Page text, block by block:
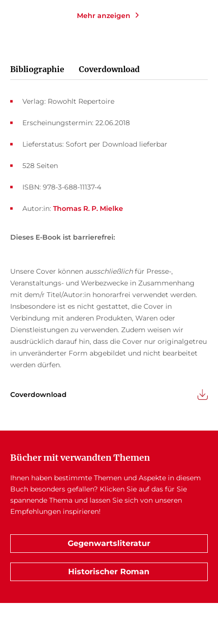
Mehr anzeigen
Bibliographie Coverdownload
Verlag: Rowohlt Repertoire
Erscheinungstermin: 22.06.2018
Lieferstatus: Sofort per Download lieferbar
ISBN: 978-3-688-11137-4
528 Seiten
Autor:in: Thomas R. P. Mielke
Dieses E-Book ist barrierefrei:
Unsere Cover können ausschließlichfür Presse-,
Veranstaltungs- und Werbezwecke in Zusammenhang
mit dem/r Titel/Autor:in honorarfrei verwendet werden.
Insbesondere ist es nicht gestattet, die Cover in
Verbindung mit anderen Produkten, Waren oder
Dienstleistungen zu verwenden. Zudem weisen wir
ausdrücklich darauf hin, dass die Cover nur originalgetreu
in unveränderter Form abgebildet und nicht bearbeitet
werden dürfen.
Coverdownload
Bücher mit verwandten Themen
Ihnen haben bestimmte Themen und Aspekte in diesem
Buch besonders gefallen? Klicken Sie auf das für Sie
spannende Thema und lassen Sie sich von unseren
Empfehlungen inspirieren!
Gegenwartsliteratur
Historischer Roman